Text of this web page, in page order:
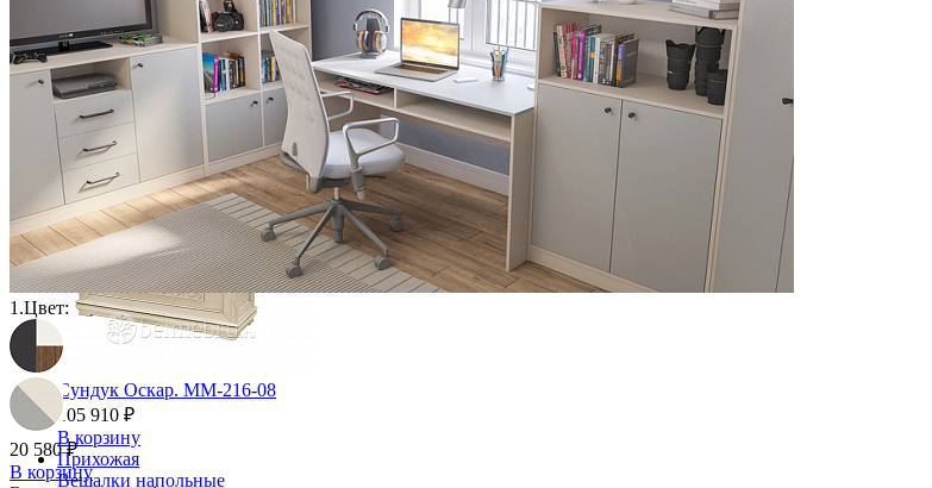
Стулья барные и столы барные
Сундуки
Табуреты
Шкафы для посуды
Шкаф 1-но створчатый для посуды
Шкаф 2-х створчатый для посуды
Шкаф 3-х створчатый для посуды
Шкаф 4-х створчатый для посуды
Шкаф угловой для посуды
Сундук Оскар. ММ-216-08
105 910 ₽
В корзину
Прихожая
Вешалки напольные
1.Цвет:
20 580 ₽
В корзину